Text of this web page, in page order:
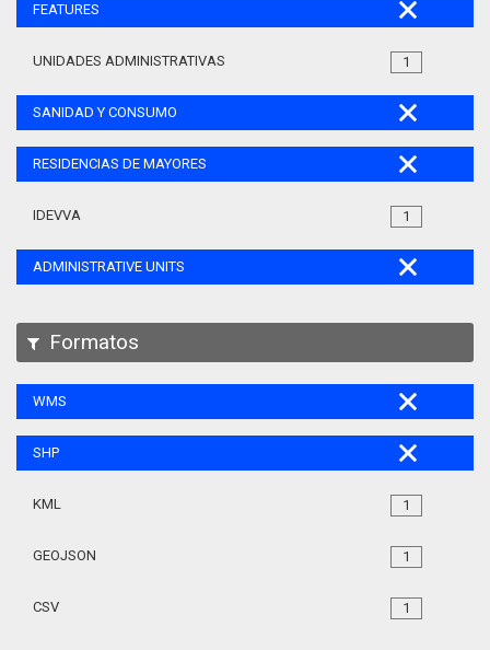
FEATURES
1
UNIDADES ADMINISTRATIVAS
SANIDAD Y CONSUMO
RESIDENCIAS DE MAYORES
1
IDEVVA
ADMINISTRATIVE UNITS
Formatos
WMS
SHP
1
KML
1
GEOJSON
1
CSV